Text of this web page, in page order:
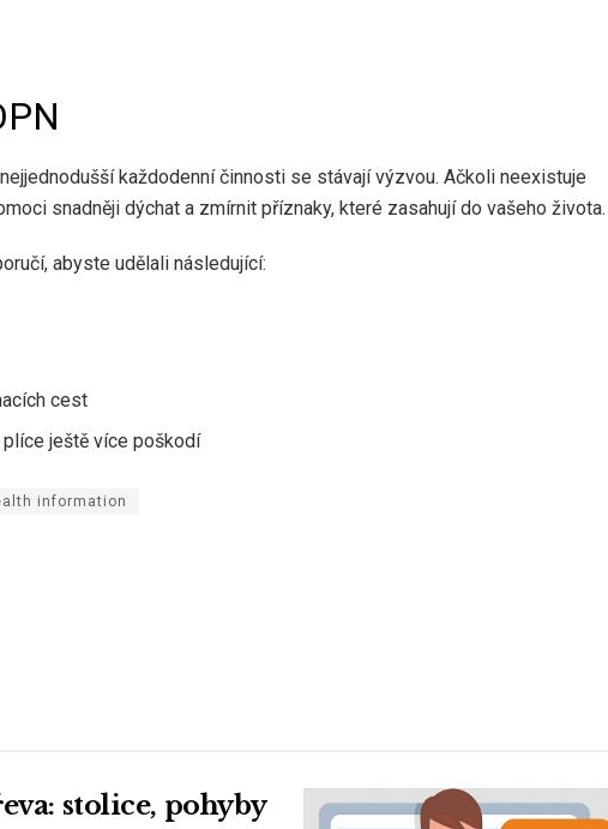
každodenní činnosti se stávají výzvou. Ačkoli neexistuje
snadněji dýchat a zmírnit příznaky, které zasahují do vašeho života.
abyste udělali následující:
cest
ještě více poškodí
information
stolice, pohyby